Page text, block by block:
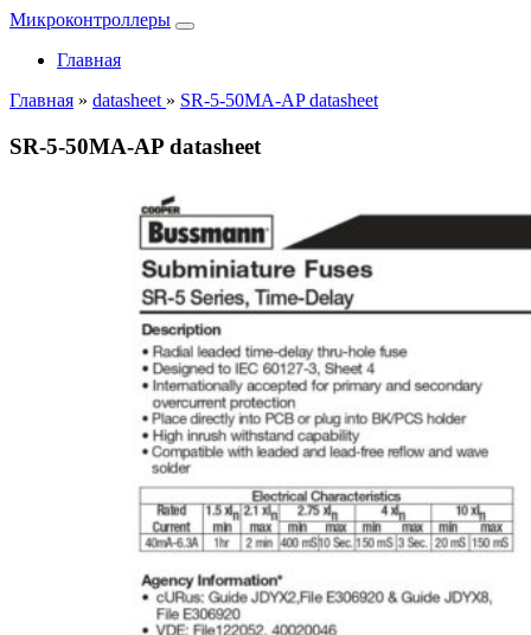
Микроконтроллеры
Главная
Главная » datasheet » SR-5-50MA-AP datasheet
SR-5-50MA-AP datasheet